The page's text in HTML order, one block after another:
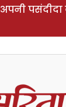
अपनी